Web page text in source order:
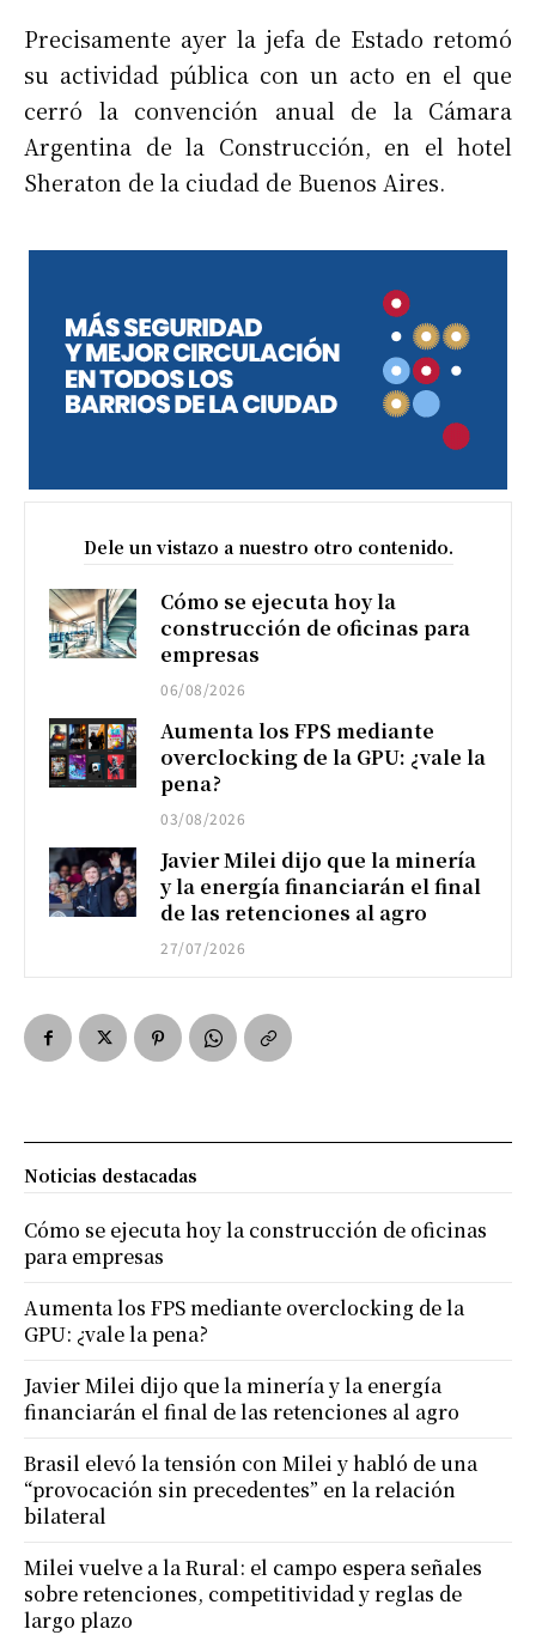
Precisamente ayer la jefa de Estado retomó
su actividad pública con un acto en el que
cerró la convención anual de la Cámara
Argentina de la Construcción, en el hotel
Sheraton de la ciudad de Buenos Aires.
Dele un vistazo a nuestro otro contenido.
Cómo se ejecuta hoy la
construcción de oficinas para
empresas
06/08/2026
Aumenta los FPS mediante
overclocking de la GPU: ¿vale la
pena?
03/08/2026
Javier Milei dijo que la minería
y la energía financiarán el final
de las retenciones al agro
27/07/2026
Noticias destacadas
Cómo se ejecuta hoy la construcción de oficinas
para empresas
Aumenta los FPS mediante overclocking de la
GPU: ¿vale la pena?
Javier Milei dijo que la minería y la energía
financiarán el final de las retenciones al agro
Brasil elevó la tensión con Milei y habló de una
“provocación sin precedentes” en la relación
bilateral
Milei vuelve a la Rural: el campo espera señales
sobre retenciones, competitividad y reglas de
largo plazo